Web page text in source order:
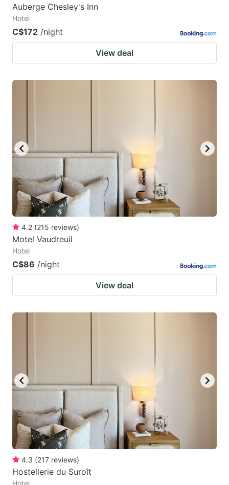
Auberge Chesley's Inn
Hotel
C$172 /night
View deal
4.2 (215 reviews)
Motel Vaudreuil
Hotel
C$86 /night
View deal
4.3 (217 reviews)
Hostellerie du Suroît
Hotel